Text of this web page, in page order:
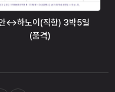
↔하노이(직항) 3박5일
(품격)